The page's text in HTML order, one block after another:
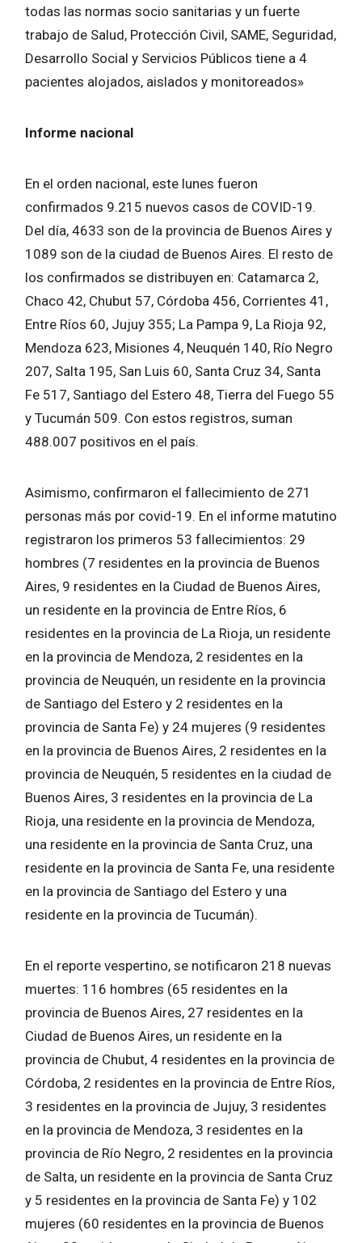
todas las normas socio sanitarias y un fuerte
trabajo de Salud, Protección Civil, SAME, Seguridad,
Desarrollo Social y Servicios Públicos tiene a 4
pacientes alojados, aislados y monitoreados»
Informe nacional
En el orden nacional, este lunes fueron
confirmados 9.215 nuevos casos de COVID-19.
Del día, 4633 son de la provincia de Buenos Aires y
1089 son de la ciudad de Buenos Aires. El resto de
los confirmados se distribuyen en: Catamarca 2,
Chaco 42, Chubut 57, Córdoba 456, Corrientes 41,
Entre Ríos 60, Jujuy 355; La Pampa 9, La Rioja 92,
Mendoza 623, Misiones 4, Neuquén 140, Río Negro
207, Salta 195, San Luis 60, Santa Cruz 34, Santa
Fe 517, Santiago del Estero 48, Tierra del Fuego 55
y Tucumán 509. Con estos registros, suman
488.007 positivos en el país.
Asimismo, confirmaron el fallecimiento de 271
personas más por covid-19. En el informe matutino
registraron los primeros 53 fallecimientos: 29
hombres (7 residentes en la provincia de Buenos
Aires, 9 residentes en la Ciudad de Buenos Aires,
un residente en la provincia de Entre Ríos, 6
residentes en la provincia de La Rioja, un residente
en la provincia de Mendoza, 2 residentes en la
provincia de Neuquén, un residente en la provincia
de Santiago del Estero y 2 residentes en la
provincia de Santa Fe) y 24 mujeres (9 residentes
en la provincia de Buenos Aires, 2 residentes en la
provincia de Neuquén, 5 residentes en la ciudad de
Buenos Aires, 3 residentes en la provincia de La
Rioja, una residente en la provincia de Mendoza,
una residente en la provincia de Santa Cruz, una
residente en la provincia de Santa Fe, una residente
en la provincia de Santiago del Estero y una
residente en la provincia de Tucumán).
En el reporte vespertino, se notificaron 218 nuevas
muertes: 116 hombres (65 residentes en la
provincia de Buenos Aires, 27 residentes en la
Ciudad de Buenos Aires, un residente en la
provincia de Chubut, 4 residentes en la provincia de
Córdoba, 2 residentes en la provincia de Entre Ríos,
3 residentes en la provincia de Jujuy, 3 residentes
en la provincia de Mendoza, 3 residentes en la
provincia de Río Negro, 2 residentes en la provincia
de Salta, un residente en la provincia de Santa Cruz
y 5 residentes en la provincia de Santa Fe) y 102
mujeres (60 residentes en la provincia de Buenos